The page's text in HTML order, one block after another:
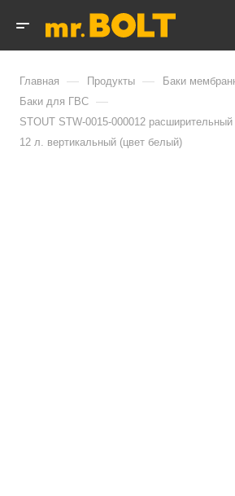
Главная — Продукты — Баки
Баки для ГВС —
STOUT STW-0015-000012
12 л. вертикальный (цвет белый)